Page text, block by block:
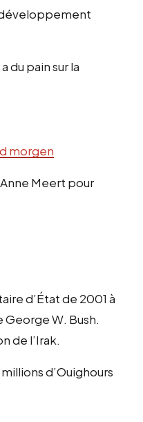
du pain sur la
morgen
Meert pour
d’État de 2001 à
W. Bush.
de l’Irak.
d’Ouighours